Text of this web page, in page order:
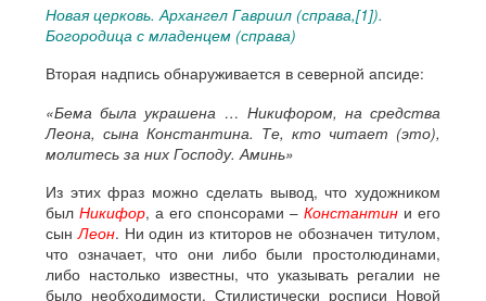
Новая церковь. Архангел Гавриил (справа,[1]).
Богородица с младенцем (справа)
Вторая надпись обнаруживается в северной апсиде:
«Бема была украшена … Никифором, на средства
Леона, сына Константина. Те, кто читает (это),
молитесь за них Господу. Аминь»
Из этих фраз можно сделать вывод, что художником
былНикифор, а его спонсорами – Константин и его
сынЛеон. Ни один из ктиторов не обозначен титулом,
что означает, что они либо были простолюдинами,
либо настолько известны, что указывать регалии не
было необходимости. Стилистически росписи Новой